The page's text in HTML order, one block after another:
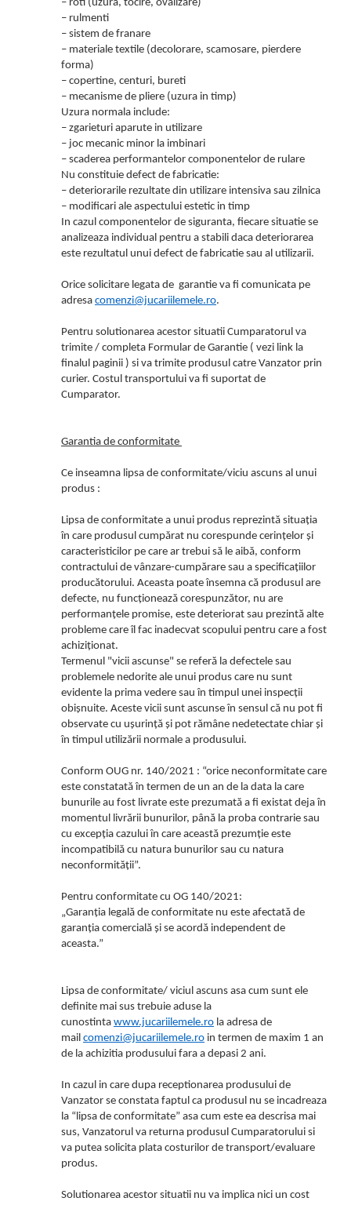
– roti (uzura, tocire, ovalizare)
– rulmenti
– sistem de franare
– materiale textile (decolorare, scamosare, pierdere
forma)
– copertine, centuri, bureti
– mecanisme de pliere (uzura in timp)
Uzura normala include:
– zgarieturi aparute in utilizare
– joc mecanic minor la imbinari
– scaderea performantelor componentelor de rulare
Nu constituie defect de fabricatie:
– deteriorarile rezultate din utilizare intensiva sau zilnica
– modificari ale aspectului estetic in timp
In cazul componentelor de siguranta, fiecare situatie se
analizeaza individual pentru a stabili daca deteriorarea
este rezultatul unui defect de fabricatie sau al utilizarii.
Orice solicitare legata de garantie va fi comunicata pe
adresa comenzi@jucariilemele.ro.
Pentru solutionarea acestor situatii Cumparatorul va
trimite / completa Formular de Garantie ( vezi link la
finalul paginii ) si va trimite produsul catre Vanzator prin
curier. Costul transportului va fi suportat de
Cumparator.
Garantia de conformitate
Ce inseamna lipsa de conformitate/viciu ascuns al unui
produs :
Lipsa de conformitate a unui produs reprezintă situația
în care produsul cumpărat nu corespunde cerințelor și
caracteristicilor pe care ar trebui să le aibă, conform
contractului de vânzare-cumpărare sau a specificațiilor
producătorului. Aceasta poate însemna că produsul are
defecte, nu funcționează corespunzător, nu are
performanțele promise, este deteriorat sau prezintă alte
probleme care îl fac inadecvat scopului pentru care a fost
achiziționat.
Termenul "vicii ascunse" se referă la defectele sau
problemele nedorite ale unui produs care nu sunt
evidente la prima vedere sau în timpul unei inspecții
obișnuite. Aceste vicii sunt ascunse în sensul că nu pot fi
observate cu ușurință și pot rămâne nedetectate chiar și
în timpul utilizării normale a produsului.
Conform OUG nr. 140/2021 : “orice neconformitate care
este constatată în termen de un an de la data la care
bunurile au fost livrate este prezumată a fi existat deja în
momentul livrării bunurilor, până la proba contrarie sau
cu excepția cazului în care această prezumție este
incompatibilă cu natura bunurilor sau cu natura
neconformității”.
Pentru conformitate cu OG 140/2021:
„Garanția legală de conformitate nu este afectată de
garanția comercială și se acordă independent de
aceasta.”
Lipsa de conformitate/ viciul ascuns asa cum sunt ele
definite mai sus trebuie aduse la
cunostinta www.jucariilemele.ro la adresa de
mail comenzi@jucariilemele.ro in termen de maxim 1 an
de la achizitia produsului fara a depasi 2 ani.
In cazul in care dupa receptionarea produsului de
Vanzator se constata faptul ca produsul nu se incadreaza
la “lipsa de conformitate” asa cum este ea descrisa mai
sus, Vanzatorul va returna produsul Cumparatorului si
va putea solicita plata costurilor de transport/evaluare
produs.
Solutionarea acestor situatii nu va implica nici un cost